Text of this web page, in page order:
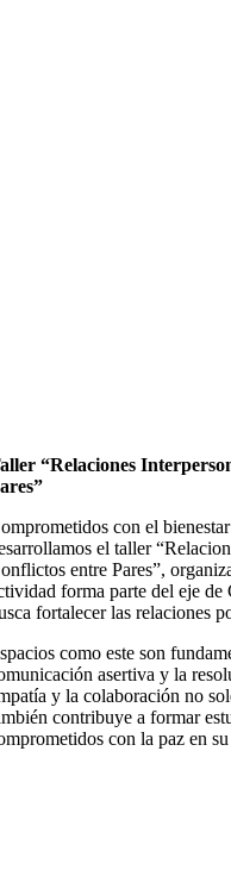
“Relaciones
con el
el taller
entre Pares”,
forma parte del eje
fortalecer las relaciones
como este son
asertiva y la
y la colaboración no
contribuye a formar
con la paz en